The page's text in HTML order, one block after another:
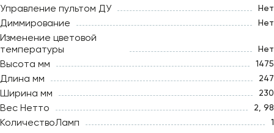
Управление пультом ДУ Нет
Диммирование Нет
Изменение цветовой
температуры
Нет
Высота мм 1475
Длина мм 247
Ширина мм 230
Вес Нетто 2, 98
КоличествоЛамп 1